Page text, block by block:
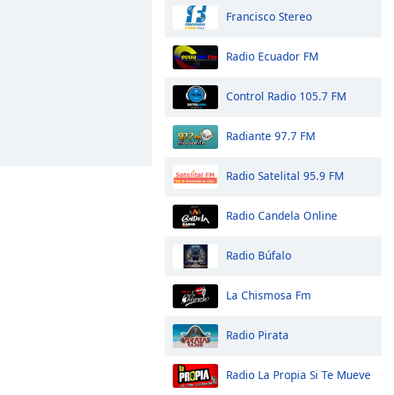
Francisco Stereo
Radio Ecuador FM
Control Radio 105.7 FM
Radiante 97.7 FM
Radio Satelital 95.9 FM
Radio Candela Online
Radio Búfalo
La Chismosa Fm
Radio Pirata
Radio La Propia Si Te Mueve